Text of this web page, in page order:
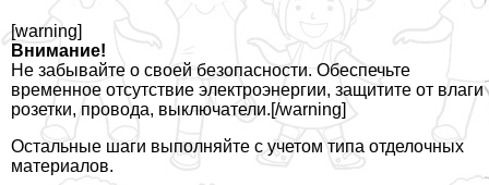
[warning]
Внимание!
Не забывайте о своей безопасности. Обеспечьте
временное отсутствие электроэнергии, защитите от влаги
розетки, провода, выключатели.[/warning]
Остальные шаги выполняйте с учетом типа отделочных
материалов.